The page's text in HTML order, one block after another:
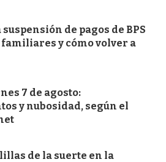
de pagos de BPS
y cómo volver a
7 de agosto:
y nubosidad, según el
de la suerte en la